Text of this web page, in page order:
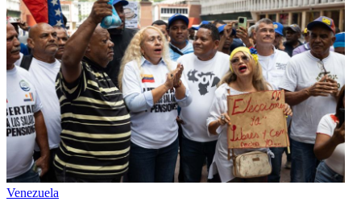
Venezuela